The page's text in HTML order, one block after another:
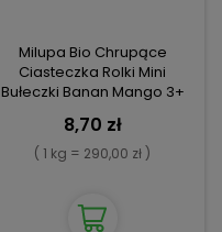
Milupa Bio Chrupące
Ciasteczka Rolki Mini
Bułeczki Banan Mango 3+
8,70 zł
( 1 kg = 290,00 zł )